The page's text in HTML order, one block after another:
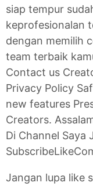
siap tempur
keprofesionalan
dengan memilih
team terbaik
Contact us
Privacy Policy
new features
Creators.
Di Channel Saya
Jangan lupa like